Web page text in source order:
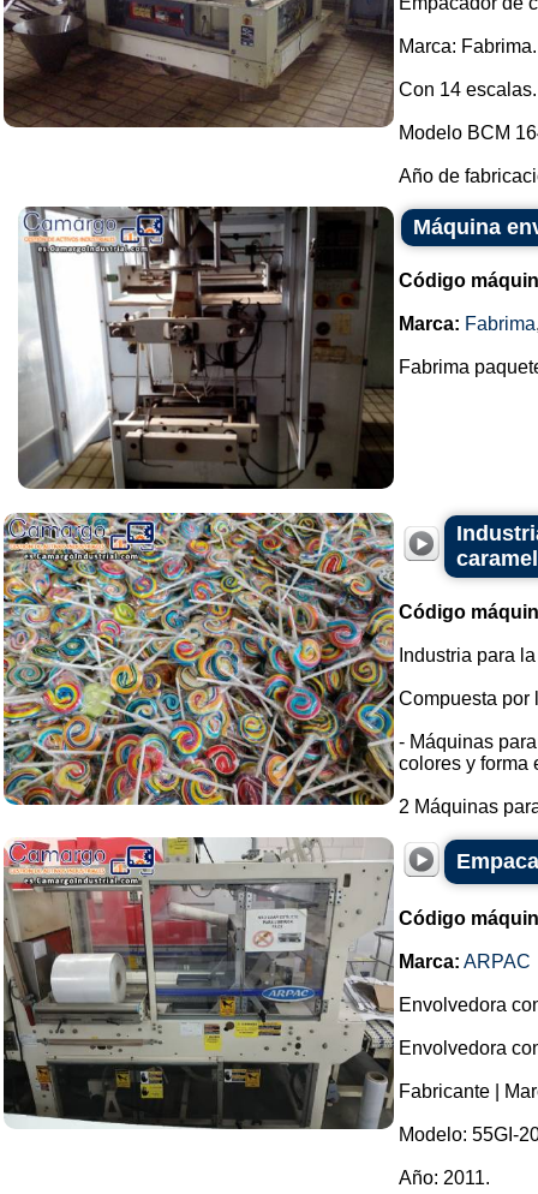
Marca: Fabrima.
Con 14 escalas.
Modelo BCM
Año de
Máquina
Código
Marca: Fabrima
Fabrima
Código
Industria para
Compuesta por
- Máquinas
colores y forma
2 Máquinas
Código
Marca: ARPAC
Envolvedora
Envolvedora
Fabricante |
Modelo: 55GI-
Año: 2011.